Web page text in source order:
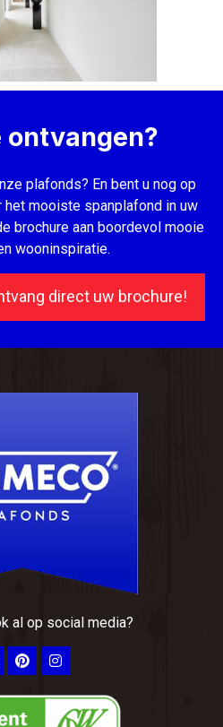
ontvangen?
plafonds? En bent u nog op
het mooiste spanplafond in uw
brochure aan boordevol mooie
wooninspiratie.
direct uw brochure!
al op social media?